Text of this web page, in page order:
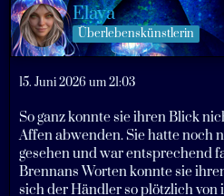
Elaya
Überlebenskünstlerin
15. Juni 2026 um 21:03
So ganz konnte sie ihren Blick
Affen abwenden. Sie hatte noch
gesehen und war entsprechend
Brennans Worten konnte sie
sich der Händler so plötzlich von